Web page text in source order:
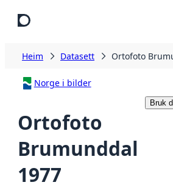
Heim Datasett Ortofoto
Norge i bilder
Ortofoto
Brumunddal
1977
Bruk